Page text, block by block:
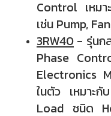
Control เหม
เช่น Pump,
3RW40 - รุ่นก
Phase
Electronics
ในตัว เหมาะ
Load ชนิด